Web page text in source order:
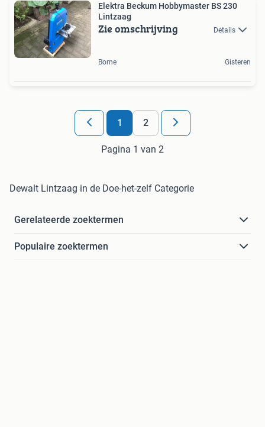
Elektra Beckum Hobbymaster BS 230
Lintzaag
Zie omschrijving Details
Borne Gisteren
1 2
Pagina 1 van 2
Dewalt Lintzaag in de Doe-het-zelf Categorie
Gerelateerde zoektermen
Populaire zoektermen